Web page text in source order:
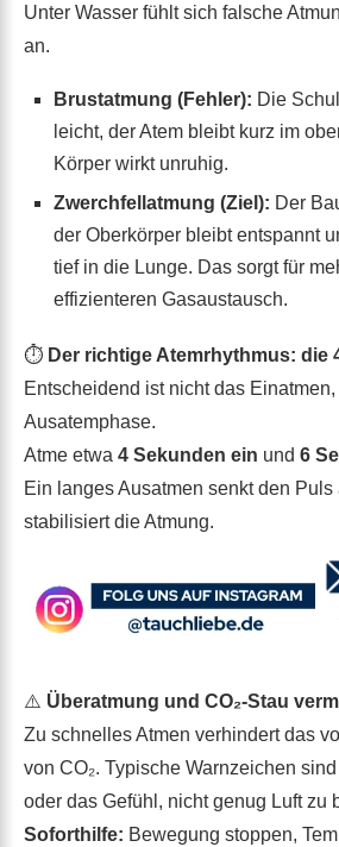
Unter Wasser fühlt sich falsche
an.
Brustatmung (Fehler): Die
leicht, der Atem bleibt kurz im
Körper wirkt unruhig.
Zwerchfellatmung (Ziel): Der
der Oberkörper bleibt entspannt
tief in die Lunge. Das sorgt für
effizienteren Gasaustausch.
⏱️ Der richtige Atemrhythmus: die
Entscheidend ist nicht das
Ausatemphase.
Atme etwa 4 Sekunden ein und 6
Ein langes Ausatmen senkt den Puls
stabilisiert die Atmung.
⚠️ Überatmung und CO₂-Stau
Zu schnelles Atmen verhindert das
von CO₂. Typische Warnzeichen
oder das Gefühl, nicht genug Luft zu
Soforthilfe: Bewegung stoppen,